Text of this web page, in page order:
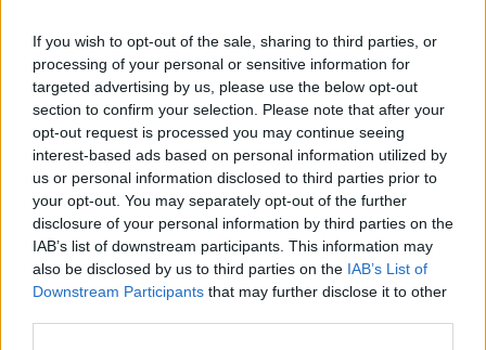
If you wish to opt-out of the sale, sharing to third parties, or
processing of your personal or sensitive information for
targeted advertising by us, please use the below opt-out
section to confirm your selection. Please note that after your
opt-out request is processed you may continue seeing
interest-based ads based on personal information utilized by
us or personal information disclosed to third parties prior to
your opt-out. You may separately opt-out of the further
disclosure of your personal information by third parties on the
IAB’s list of downstream participants. This information may
also be disclosed by us to third parties on the IAB’s List of
Downstream Participants that may further disclose it to other
Classic Mantra
Riepilogo stagione
Titolare 11 - 37%